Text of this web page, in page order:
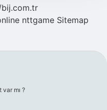
nttgame Sitemap
mı ?